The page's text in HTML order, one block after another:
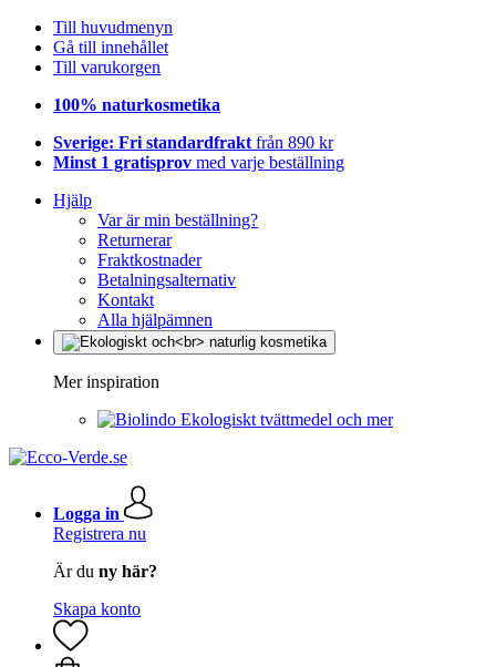
Till huvudmenyn
Gå till innehållet
Till varukorgen
100% naturkosmetika
Sverige: Fri standardfrakt från 890 kr
Minst 1 gratisprov med varje beställning
Hjälp
Var är min beställning?
Returnerar
Fraktkostnader
Betalningsalternativ
Kontakt
Alla hjälpämnen
Mer inspiration
Ekologiskt tvättmedel och mer
Logga in
Registrera nu
Är du ny här?
Skapa konto